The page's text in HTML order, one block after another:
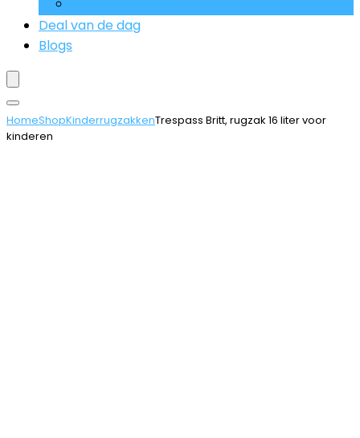
Deal van de dag
Blogs
HomeShopKinderrugzakkenTrespass Britt, rugzak 16 liter voor
kinderen